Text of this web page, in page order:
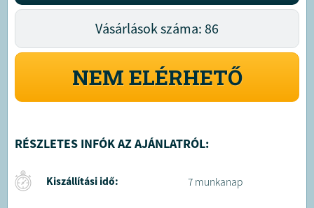
Vásárlások száma: 86
NEM ELÉRHETŐ
RÉSZLETES INFÓK AZ AJÁNLATRÓL:
Kiszállítási idő: 7 munkanap